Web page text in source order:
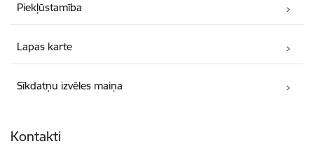
Piekļūstamība
Lapas karte
Sīkdatņu izvēles maiņa
Kontakti